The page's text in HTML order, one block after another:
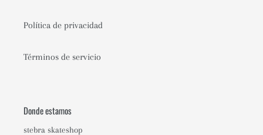
Política de privacidad
Términos de servicio
Donde estamos
stebra skateshop